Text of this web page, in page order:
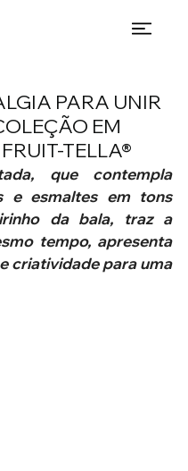
PARA UNIR
EM
TELLA®
que contempla
e esmaltes em tons
da bala, traz a
tempo, apresenta
criatividade para uma